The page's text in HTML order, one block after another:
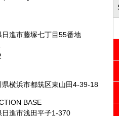
進市藤塚七丁目55番地
横浜市都筑区東山田4-39-18
BASE
進市浅田平子1-370